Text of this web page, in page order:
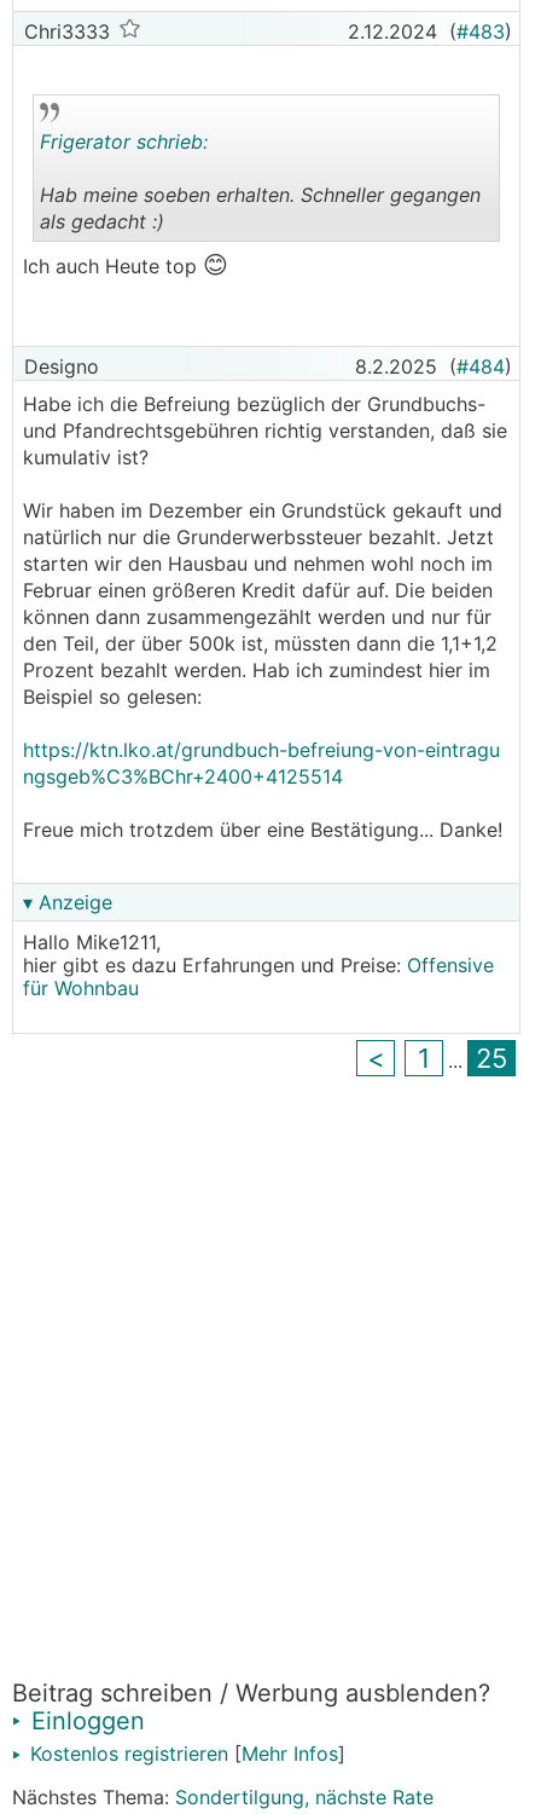
Chri3333 2.12.2024 (#483)
..
Frigerator schrieb:
Hab meine soeben erhalten. Schneller gegangen
als gedacht :)
Ich auch Heute top 😊
Designo 8.2.2025 (#484)
Habe ich die Befreiung bezüglich der Grundbuchs-
und Pfandrechtsgebühren richtig verstanden, daß sie
kumulativ ist?
Wir haben im Dezember ein Grundstück gekauft und
natürlich nur die Grunderwerbssteuer bezahlt. Jetzt
starten wir den Hausbau und nehmen wohl noch im
Februar einen größeren Kredit dafür auf. Die beiden
können dann zusammengezählt werden und nur für
den Teil, der über 500k ist, müssten dann die 1,1+1,2
Prozent bezahlt werden. Hab ich zumindest hier im
Beispiel so gelesen:
https://ktn.lko.at/grundbuch-befreiung-von-eintragu
ngsgeb%C3%BChr+2400+4125514
Freue mich trotzdem über eine Bestätigung... Danke!
▾ Anzeige
Hallo Mike1211,
hier gibt es dazu Erfahrungen und Preise: Offensive
für Wohnbau
< 1 ... 25
Beitrag schreiben / Werbung ausblenden?
Einloggen
Kostenlos registrieren [Mehr Infos]
Nächstes Thema: Sondertilgung, nächste Rate